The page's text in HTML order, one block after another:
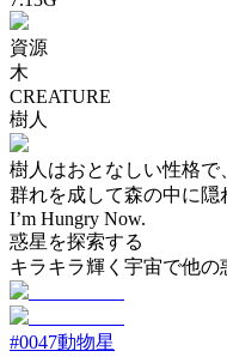
資源
木
CREATURE
樹人
樹人はおとなしい性格で
群れを成して森の中に隠
I’m Hungry Now.
惑星を探索する
キラキラ輝く宇宙で他の
#0047動物星